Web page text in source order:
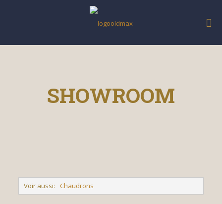
SHOWROOM
Voir aussi: Chaudrons